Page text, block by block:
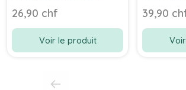
durables et recyclé à
100%, dès la naissance,
ours polaire, 26 cm
26,90 chf
Voir le produit
ans, Ours
39,90